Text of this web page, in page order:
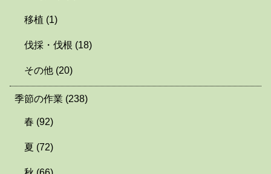
移植 (1)
伐採・伐根 (18)
その他 (20)
季節の作業 (238)
春 (92)
夏 (72)